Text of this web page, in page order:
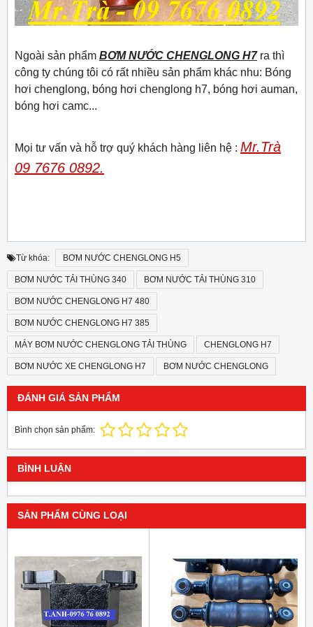
Ngoài sản phẩm BƠM NƯỚC CHENGLONG H7ra thì
công ty chúng tôi có rất nhiều sản phẩm khác nhu: Bóng
hơi chenglong, bóng hơi chenglong h7, bóng hơi auman,
bóng hơi camc...
Mọi tư vấn và hỗ trợ quý khách hàng liên hệ : Mr.Trà
09 7676 0892.
Từ khóa: BƠM NƯỚC CHENGLONG H5
BƠM NƯỚC TẢI THÙNG 340 BƠM NƯỚC TẢI THÙNG 310
BƠM NƯỚC CHENGLONG H7 480
BƠM NƯỚC CHENGLONG H7 385
MÁY BƠM NƯỚC CHENGLONG TẢI THÙNG CHENGLONG H7
BƠM NƯỚC XE CHENGLONG H7 BƠM NƯỚC CHENGLONG
ĐÁNH GIÁ SẢN PHẨM
Bình chọn sản phẩm:
BÌNH LUẬN
SẢN PHẨM CÙNG LOẠI